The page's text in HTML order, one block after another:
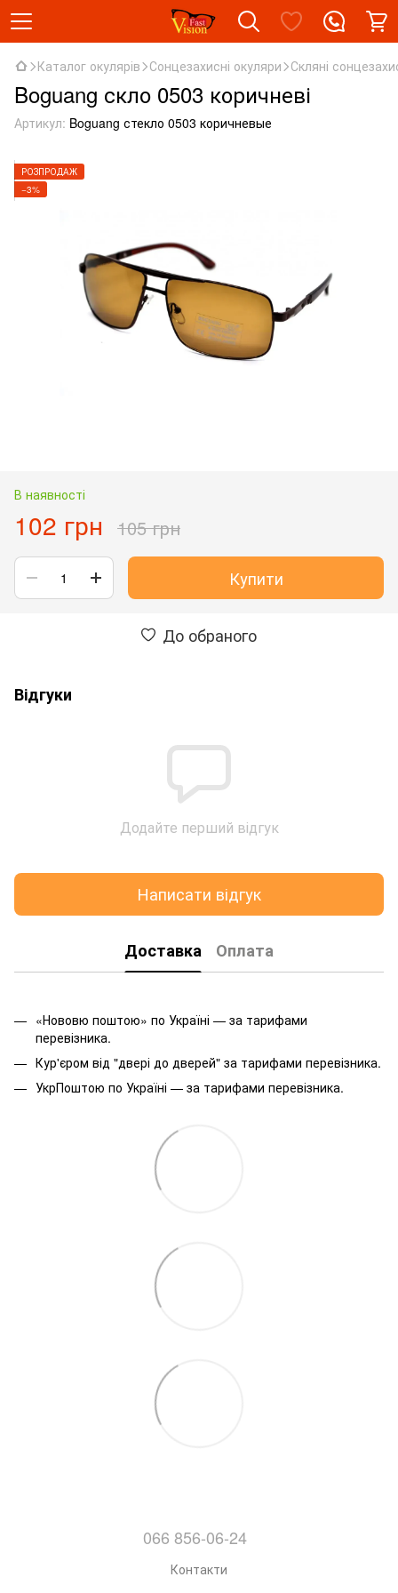
Каталог окулярів Сонцезахисні окуляри Скляні
Boguang скло 0503 коричневі
Артикул: Boguang стекло 0503 коричневые
РОЗПРОДАЖ
−3%
В наявності
102 грн 105 грн
Купити
До обраного
Відгуки
Додайте перший відгук
Написати відгук
Доставка Оплата
«Нововю поштою» по Україні — за тарифами
перевізника.
Кур'єром від "двері до дверей" за тарифами перевізника.
УкрПоштою по Україні — за тарифами перевізника.
066 856-06-24
Контакти